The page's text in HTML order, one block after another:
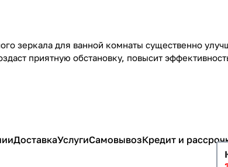
зеркала для ванной комнаты существенно
приятную обстановку, повысит
ДоставкаУслугиСамовывозКредит и